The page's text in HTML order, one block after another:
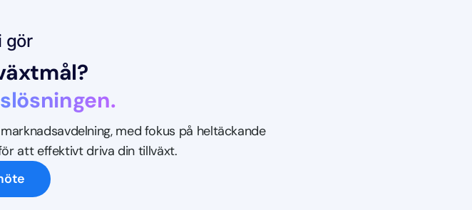
gör
med fokus på heltäckande
att effektivt driva din tillväxt.